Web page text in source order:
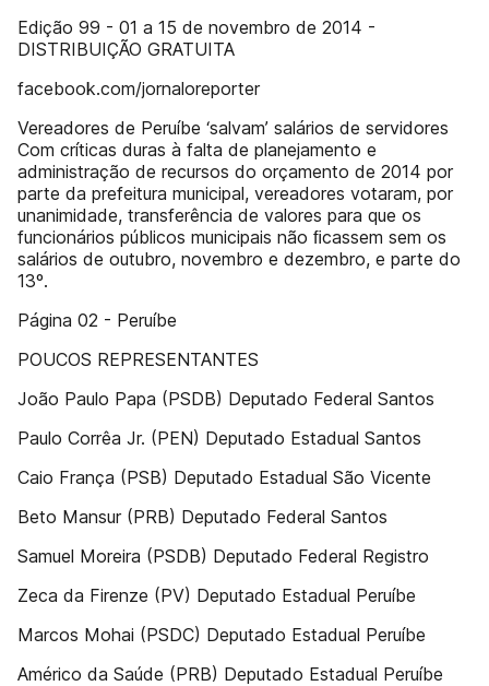
Edição 99 - 01 a 15 de novembro de 2014 -
DISTRIBUIÇÃO GRATUITA
facebook.com/jornaloreporter
Vereadores de Peruíbe ‘salvam’ salários de servidores
Com críticas duras à falta de planejamento e
administração de recursos do orçamento de 2014 por
parte da prefeitura municipal, vereadores votaram, por
unanimidade, transferência de valores para que os
funcionários públicos municipais não ﬁcassem sem os
salários de outubro, novembro e dezembro, e parte do
13º.
Página 02 - Peruíbe
POUCOS REPRESENTANTES
João Paulo Papa (PSDB) Deputado Federal Santos
Paulo Corrêa Jr. (PEN) Deputado Estadual Santos
Caio França (PSB) Deputado Estadual São Vicente
Beto Mansur (PRB) Deputado Federal Santos
Samuel Moreira (PSDB) Deputado Federal Registro
Zeca da Firenze (PV) Deputado Estadual Peruíbe
Marcos Mohai (PSDC) Deputado Estadual Peruíbe
Américo da Saúde (PRB) Deputado Estadual Peruíbe